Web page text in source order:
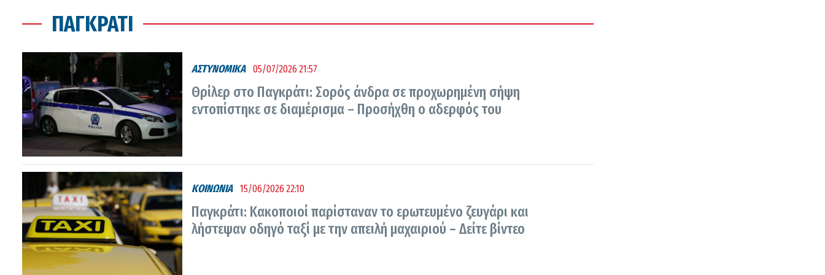
ΠΑΓΚΡΆΤΙ
ΑΣΤΥΝΟΜΙΚΑ 05/07/2026 21:57
Θρίλερ στο Παγκράτι: Σορός άνδρα σε προχωρημένη σήψη
εντοπίστηκε σε διαμέρισμα – Προσήχθη ο αδερφός του
ΚΟΙΝΩΝΙΑ 15/06/2026 22:10
Παγκράτι: Κακοποιοί παρίσταναν το ερωτευμένο ζευγάρι και
λήστεψαν οδηγό ταξί με την απειλή μαχαιριού – Δείτε βίντεο